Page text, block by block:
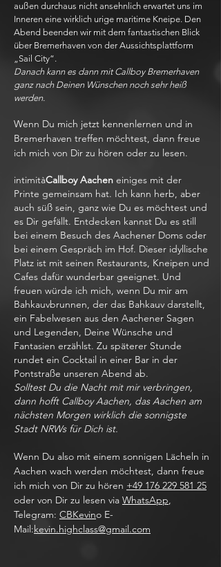
außen durchaus nicht ansehnlich erwartet uns im
Inneren eine wirklich urige maritime Kneipe. Den
Abend beenden wir mit dem fantastischen Blick
über Bremerhaven von der Aussichtsplattform
„Sail City“.
Danach kann es dann mit Callboy Bremerhaven
ganz nach Deinen Wünschen noch sehr heiß
werden.
Wenn Du mich jetzt kennenlernen und in
Bremerhaven treffen möchtest, dann freue
ich mich von Dir zu hören oder zu lesen.
intimitàCallboy Aachen einiges mit der
Printe gemeinsam hat. Ich kann herb, aber
auch süß sein, ganz wie Du es möchtest und
es Dir gefällt. Entdecken kannst Du es still
bei einem Besuch des Aachener Doms oder
bei einem Gespräch im Hof. Dieser idyllische
Platz ist mit seinen Restaurants, Kneipen und
Cafes dafür wunderbar geeignet. Und
freuen würde ich mich, wenn Du mir am
Bahkauvbrunnen, der das Bahkauv darstellt,
ein Fabelwesen aus den Aachener Sagen
und Legenden, Deine Wünsche und
Fantasien erzählst. Zu späterer Stunde
rundet ein Cocktail in einer Bar in der
Pontstraße unseren Abend ab.
Solltest Du die Nacht mit mir verbringen,
dann hofft Callboy Aachen, das Aachen am
nächsten Morgen wirklich die sonnigste
Stadt NRWs für Dich ist.
Wenn Du also mit einem sonnigen Lächeln in
Aachen wach werden möchtest, dann freue
ich mich von Dir zu hören +49 176 229 581 25
oder von Dir zu lesen via WhatsApp,
Telegram: CBKevino E-
Mail:kevin.highclass@gmail.com